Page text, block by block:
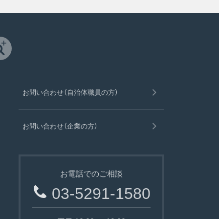
お問い合わせ（自治体職員の方）
お問い合わせ（企業の方）
お電話でのご相談
03-5291-1580